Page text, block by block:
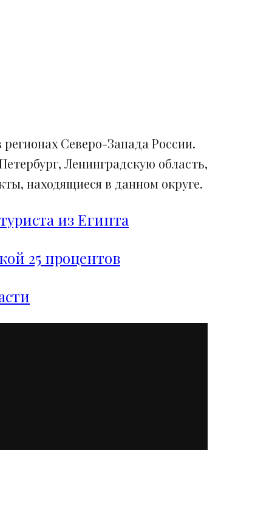
Северо-Запада России.
Ленинградскую область,
находящиеся в данном округе.
из Египта
25 процентов